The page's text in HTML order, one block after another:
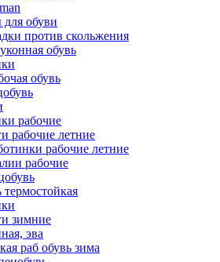
для обуви
против скольжения
обувь
обувь
рабочие
рабочие летние
рабочие летние
рабочие
термостойкая
зимние
эва
раб обувь зима